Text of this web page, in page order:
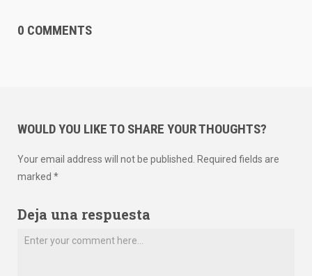
0 COMMENTS
WOULD YOU LIKE TO SHARE YOUR THOUGHTS?
Your email address will not be published. Required fields are
marked *
Deja una respuesta